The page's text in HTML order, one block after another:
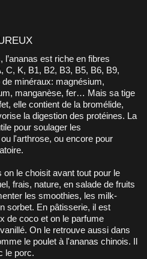
C, K, B1, B2, B3, B5, B6, B9,
minéraux: magnésium,
manganèse, fer… Mais sa tige
elle contient de la bromélide,
la digestion des protéines. La
pour soulager les
l'arthrose, ou encore pour
le choisit avant tout pour le
frais, nature, en salade de fruits
les smoothies, les milk-
sorbet. En pâtisserie, il est
de coco et on le parfume
On le retrouve aussi dans
le poulet à l'ananas chinois. Il
le porc.